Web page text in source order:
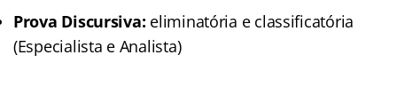
Prova Discursiva: eliminatória e classificatória
(Especialista e Analista)